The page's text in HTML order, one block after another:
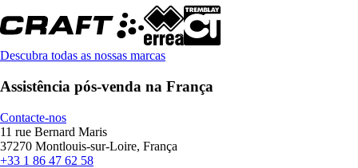
Descubra todas as nossas marcas
Assistência pós-venda na França
Contacte-nos
11 rue Bernard Maris
37270 Montlouis-sur-Loire, França
+33 1 86 47 62 58